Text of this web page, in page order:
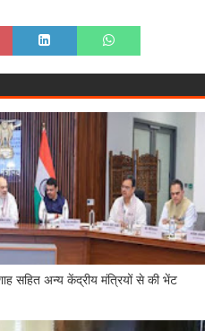
सहित अन्य केंद्रीय मंत्रियों से की भेंट